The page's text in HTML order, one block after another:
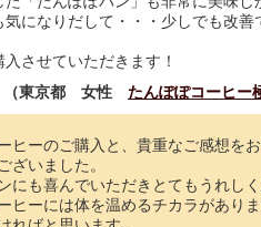
になりだして・・・少しでも改善
させていただきます！
（東京都 女性 たんぽぽコーヒー
ヒーのご購入と、貴重なご感想を
ざいました。
にも喜んでいただきとてもうれしく
ヒーには体を温めるチカラがあり